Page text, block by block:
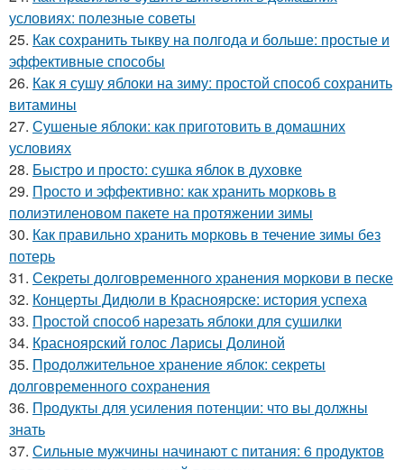
условиях: полезные советы
25. Как сохранить тыкву на полгода и больше: простые и
эффективные способы
26. Как я сушу яблоки на зиму: простой способ сохранить
витамины
27. Сушеные яблоки: как приготовить в домашних
условиях
28. Быстро и просто: сушка яблок в духовке
29. Просто и эффективно: как хранить морковь в
полиэтиленовом пакете на протяжении зимы
30. Как правильно хранить морковь в течение зимы без
потерь
31. Секреты долговременного хранения моркови в песке
32. Концерты Дидюли в Красноярске: история успеха
33. Простой способ нарезать яблоки для сушилки
34. Красноярский голос Ларисы Долиной
35. Продолжительное хранение яблок: секреты
долговременного сохранения
36. Продукты для усиления потенции: что вы должны
знать
37. Сильные мужчины начинают с питания: 6 продуктов